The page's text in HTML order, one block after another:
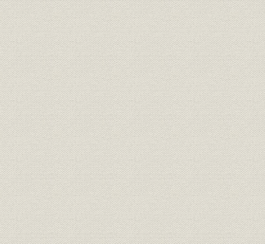
第5章 証券市場の再構築と金融の正常化(1966~1970)
第1節 時代の概観
第2節 当社の歩み
第2編 免許制下の証券業(1971~95)
第1章 マネーフローの変調と市場化の萌芽(1971~1980)
第1節 時代の概観
第2節 株式市場関連のトピックス
第3節 債券市場関連のトピックス
第4節 証券業務の国際化の始まり
第5節 金融制度改革論の萌芽